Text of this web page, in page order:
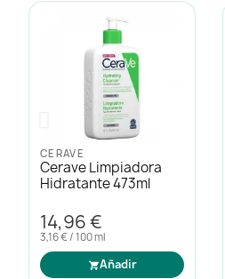
DUCRAY
Ducray Keracnyl Gel
Limpiador 400ml
19,71 €
4,93 € / 100 ml
Añadir